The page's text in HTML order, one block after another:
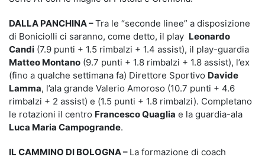
DALLA PANCHINA–Tra le “seconde linee” a disposizione
di Boniciolli ci saranno, come detto, il play Leonardo
Candi (7.9 punti + 1.5 rimbalzi + 1.4 assist), il play-guardia
Matteo Montano (9.7 punti + 1.8 rimbalzi + 1.8 assist), l’ex
(fino a qualche settimana fa) Direttore Sportivo Davide
Lamma, l’ala grande Valerio Amoroso (10.7 punti + 4.6
rimbalzi + 2 assist) e (1.5 punti + 1.8 rimbalzi). Completano
le rotazioni il centro Francesco Quaglia e la guardia-ala
Luca Maria Campogrande.
IL CAMMINO DI BOLOGNA– La formazione di coach